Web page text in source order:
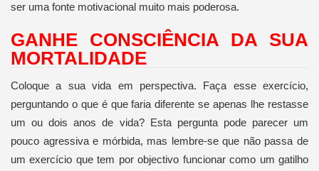
ser uma fonte motivacional muito mais poderosa.
GANHE CONSCIÊNCIA DA SUA
MORTALIDADE
Coloque a sua vida em perspectiva. Faça esse exercício,
perguntando o que é que faria diferente se apenas lhe restasse
um ou dois anos de vida? Esta pergunta pode parecer um
pouco agressiva e mórbida, mas lembre-se que não passa de
um exercício que tem por objectivo funcionar como um gatilho